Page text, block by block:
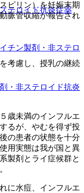
テロイド抗炎症薬
チン製剤・非ステロ
・非ステロイド抗炎
ピリン）を妊娠末期
脈管収縮が報告され
考慮し、授乳の継続
歳未満のインフルエ
るが、やむを得ず投
の患者の状態を十分
用実態は我が国と異
製剤とライ症候群と
に水痘、インフルエ